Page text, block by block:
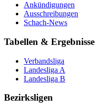
Ankündigungen
Ausschreibungen
Schach-News
Tabellen & Ergebnisse
Verbandsliga
Landesliga A
Landesliga B
Bezirksligen